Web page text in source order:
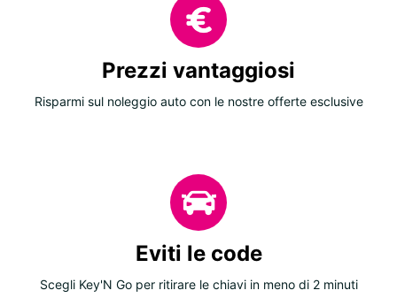
Prezzi vantaggiosi
Risparmi sul noleggio auto con le nostre offerte esclusive
Eviti le code
Scegli Key'N Go per ritirare le chiavi in meno di 2 minuti